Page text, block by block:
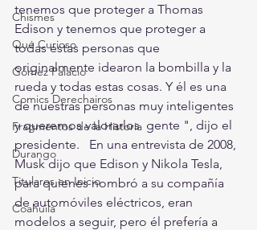
Chismes
Qué Curioso
Gómez Palacio
Comics Derechairos
Fragmentos de la Historia
Durango
Titulares en Inicio
Coahuila
tenemos que proteger a Thomas
Edison y tenemos que proteger a
todas estas personas que
originalmente idearon la bombilla y la
rueda y todas estas cosas. Y él es una
de nuestras personas muy inteligentes
y queremos valorarlos  gente ", dijo el
presidente.   En una entrevista de 2008,
Musk dijo que Edison y Nikola Tesla,
para quienes nombró a su compañía
de automóviles eléctricos, eran
modelos a seguir, pero él prefería a